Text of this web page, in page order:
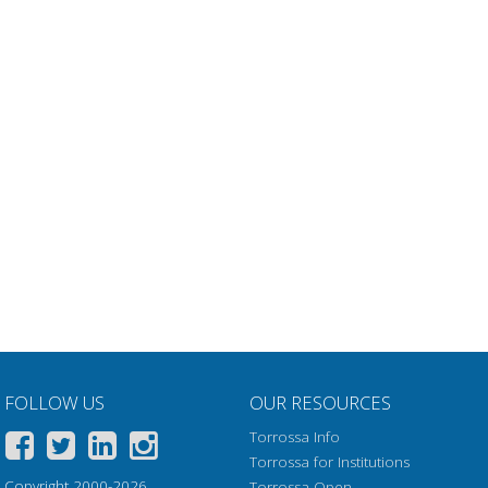
FOLLOW US OUR RESOURCES
Torrossa Info
Torrossa for Institutions